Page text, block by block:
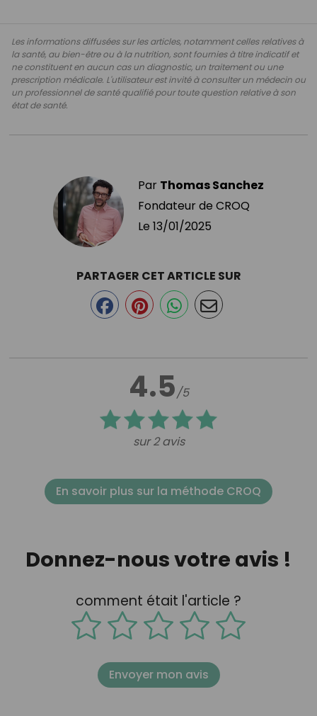
Les informations diffusées sur les articles, notamment celles relatives à
la santé, au bien-être ou à la nutrition, sont fournies à titre indicatif et
ne constituent en aucun cas un diagnostic, un traitement ou une
prescription médicale. L'utilisateur est invité à consulter un médecin ou
un professionnel de santé qualifié pour toute question relative à son
état de santé.
Par Thomas Sanchez
Fondateur de CROQ
Le 13/01/2025
4.5/5
sur 2 avis
PARTAGER CET ARTICLE SUR
En savoir plus sur la méthode CROQ
Donnez-nous votre avis !
comment était l'article ?
Envoyer mon avis